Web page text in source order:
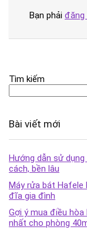
Bạn phải đăng
Tìm kiếm
Bài viết mới
Hướng dẫn sử
cách, bền lâu
Máy rửa bát Hafele
đĩa gia đình
Gợi ý mua điều
nhất cho phòng